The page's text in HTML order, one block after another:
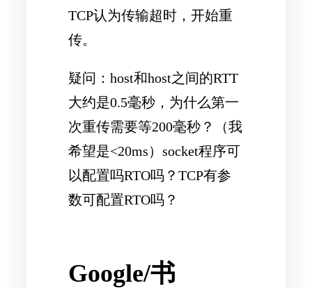
TCP认为传输超时，开始重
传。
疑问：host和host之间的RTT
大约是0.5毫秒，为什么第一
次重传需要等200毫秒？（我
希望是<20ms）socket程序可
以配置吗RTO吗？TCP有参
数可配置RTO吗？
Google/书